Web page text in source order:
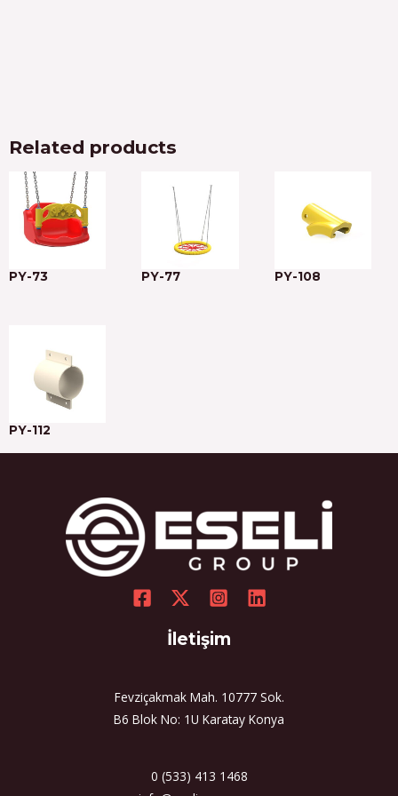
Related products
PY-73 PY-77 PY-108
PY-112
İletişim
Fevziçakmak Mah. 10777 Sok.
B6 Blok No: 1U Karatay Konya
0 (533) 413 1468